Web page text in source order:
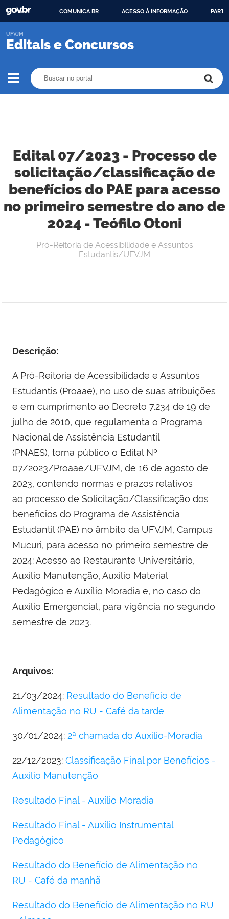
O
COMUNICA BR ACESSO À INFORMAÇÃO
Editais e Concursos
UFVJM
Edital 07/2023 - Processo de
solicitação/classificação de
benefícios do PAE para acesso
no primeiro semestre do ano de
2024 - Teófilo Otoni
Pró-Reitoria de Acessibilidade e Assuntos
Estudantis/UFVJM
Descrição:
A Pró-Reitoria de Acessibilidade e Assuntos
Estudantis (Proaae), no uso de suas atribuições
e em cumprimento ao Decreto 7.234 de 19 de
julho de 2010, que regulamenta o Programa
Nacional de Assistência Estudantil
(PNAES), torna público o Edital Nº
07/2023/Proaae/UFVJM, de 16 de agosto de
2023, contendo normas e prazos relativos
ao processo de Solicitação/Classificação dos
benefícios do Programa de Assistência
Estudantil (PAE) no âmbito da UFVJM, Campus
Mucuri, para acesso no primeiro semestre de
2024: Acesso ao Restaurante Universitário,
Auxílio Manutenção, Auxílio Material
Pedagógico e Auxílio Moradia e, no caso do
Auxílio Emergencial, para vigência no segundo
semestre de 2023.
Arquivos:
21/03/2024: Resultado do Benefício de
Alimentação no RU - Café da tarde
30/01/2024: 2ª chamada do Auxílio-Moradia
22/12/2023: Classificação Final por Benefícios -
Auxílio Manutenção
Resultado Final - Auxílio Moradia
Resultado Final - Auxílio Instrumental
Pedagógico
Resultado do Benefício de Alimentação no
RU - Café da manhã
Resultado do Benefício de Alimentação no RU